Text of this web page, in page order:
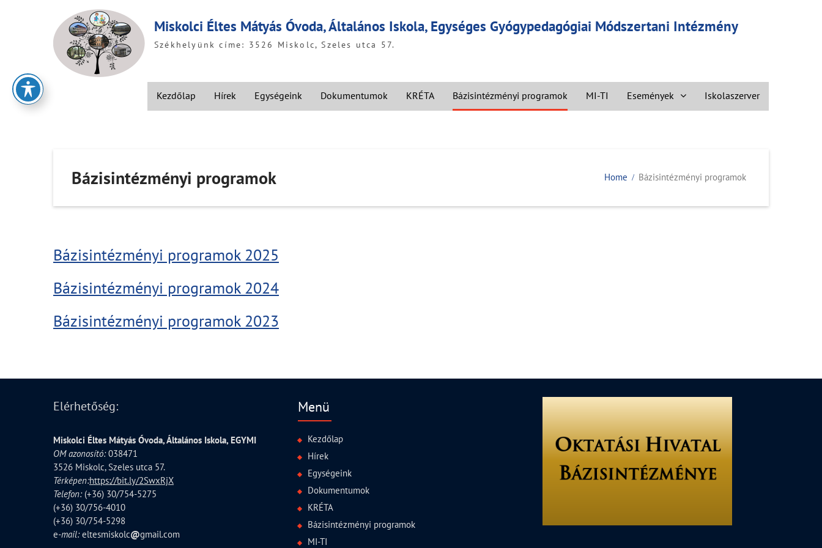
Miskolci Éltes Mátyás Óvoda, Általános Iskola, Egységes Gyógypedagógiai Módszertani Intézmény
Székhelyünk címe: 3526 Miskolc, Szeles utca 57.
Kezdőlap Hírek Egységeink Dokumentumok KRÉTA Bázisintézményi programok MI-TI Események Iskolaszerver
Bázisintézményi programok Home Bázisintézményi programok
Bázisintézményi programok 2025
Bázisintézményi programok 2024
Bázisintézményi programok 2023
Elérhetőség:
Miskolci Éltes Mátyás Óvoda, Általános Iskola, EGYMI
OM azonosító:038471
3526 Miskolc, Szeles utca 57.
Térképen:https://bit.ly/2SwxRjX
Telefon:(+36) 30/754-5275
(+36) 30/756-4010
(+36) 30/754-5298
e-mail:eltesmiskolc@gmail.com
Menü
Kezdőlap
Hírek
Egységeink
Dokumentumok
KRÉTA
Bázisintézményi programok
MI-TI